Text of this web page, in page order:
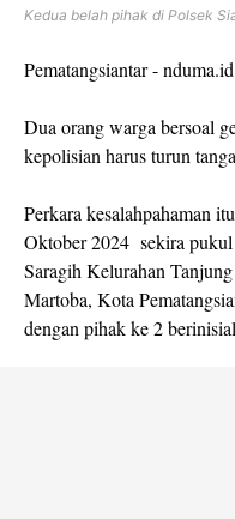
Kedua belah pihak di Polsek
Pematangsiantar - nduma.id
Dua orang warga bersoal
kepolisian harus turun
Perkara kesalahpahaman
Oktober 2024 sekira
Saragih Kelurahan
Martoba, Kota
dengan pihak ke 2